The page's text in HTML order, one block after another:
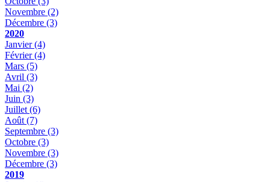
Novembre (2)
Décembre (3)
2020
Janvier(4)
Février(4)
Mars (5)
Avril (3)
Mai (2)
Juin (3)
Juillet (6)
Août (7)
Septembre (3)
Octobre (3)
Novembre (3)
Décembre (3)
2019